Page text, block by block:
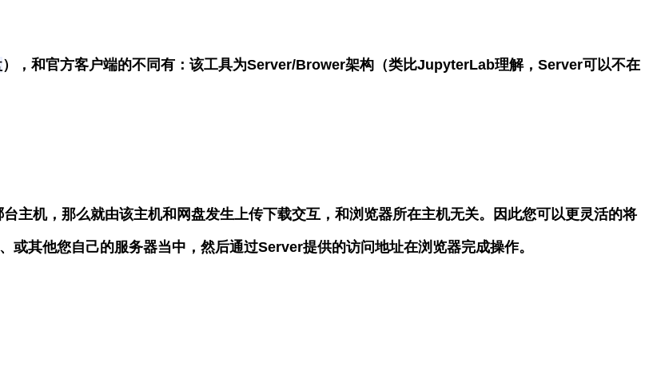
），和官方客户端的不同有：该工具为Server/Brower架构（类比JupyterLab理解，Server可以不在
主机，那么就由该主机和网盘发生上传下载交互，和浏览器所在主机无关。因此您可以更灵活的将
或其他您自己的服务器当中，然后通过Server提供的访问地址在浏览器完成操作。